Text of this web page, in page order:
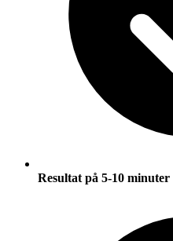
Resultat på 5-10 minuter